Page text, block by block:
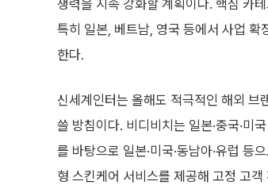
쟁력을 지속 강화할 계획이다. 핵심 카
특히 일본, 베트남, 영국 등에서 사업
한다.
신세계인터는 올해도 적극적인 해외 브
쓸 방침이다. 비디비치는 일본·중국·미
를 바탕으로 일본·미국·동남아·유럽
형 스킨케어 서비스를 제공해 고정 고